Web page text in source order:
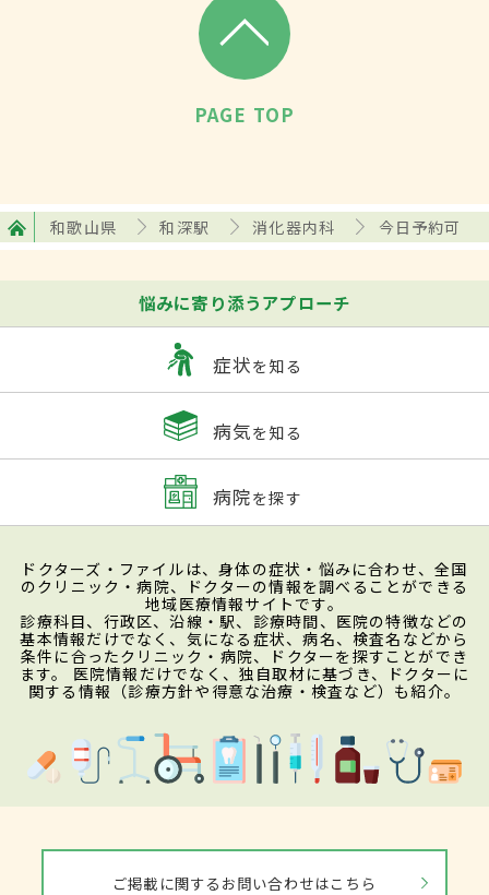
PAGE TOP
和歌山県 和深駅 消化器内科 今日予約可
悩みに寄り添うアプローチ
症状を知る
病気を知る
病院を探す
ドクターズ・ファイルは、身体の症状・悩みに合わせ、全国
のクリニック・病院、ドクターの情報を調べることができる
地域医療情報サイトです。
診療科目、行政区、沿線・駅、診療時間、医院の特徴などの
基本情報だけでなく、気になる症状、病名、検査名などから
条件に合ったクリニック・病院、ドクターを探すことができ
ます。 医院情報だけでなく、独自取材に基づき、ドクターに
関する情報（診療方針や得意な治療・検査など）も紹介。
ご掲載に関するお問い合わせはこちら